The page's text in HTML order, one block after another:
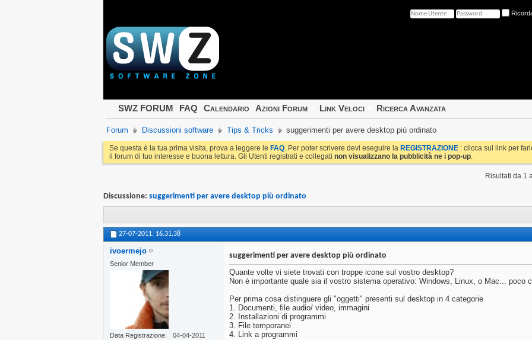
SWZ FORUM FAQ Calendario Azioni Forum Link Veloci Ricerca Avanzata
Forum Discussioni software Tips & Tricks suggerimenti per avere desktop più ordinato
Se questa è la tua prima visita, prova a leggere le FAQ. Per poter scrivere devi eseguire la REGISTRAZIONE : clicca sul link per
il forum di tuo interesse e buona lettura. Gli Utenti registrati e collegati non visualizzano la pubblicità ne i pop-up.
Risultati da 1
Discussione: suggerimenti per avere desktop più ordinato
27-07-2011, 16.31.38
ivoermejo
Senior Member
Data Registrazione
04-04-2011
suggerimenti per avere desktop più ordinato
Quante volte vi siete trovati con troppe icone sul vostro desktop?
Non è importante quale sia il vostro sistema operativo: Windows, Linux, o Mac... poco
Per prima cosa distinguere gli "oggetti" presenti sul desktop in 4 categorie
1. Documenti, file audio/ video, immagini
2. Installazioni di programmi
3. File temporanei
4. Link a programmi